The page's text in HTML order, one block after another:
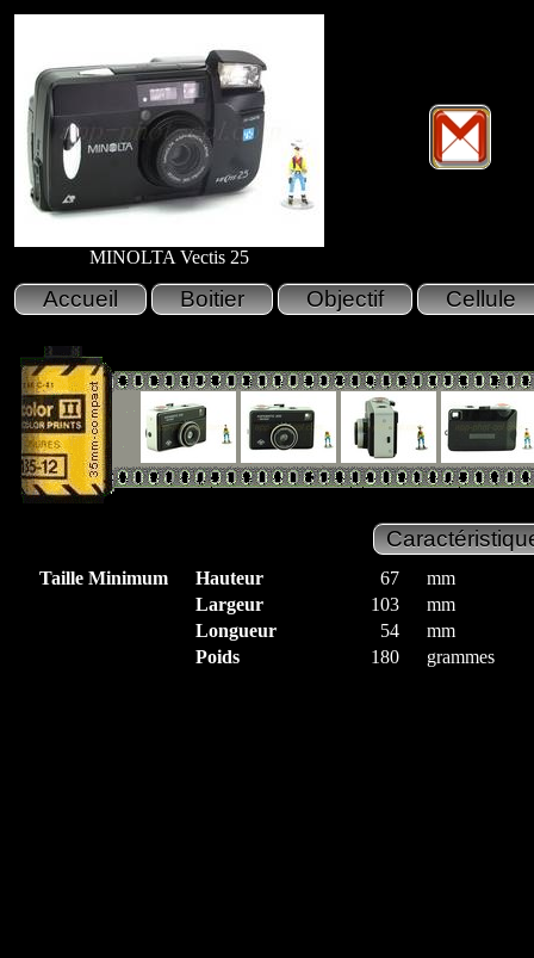
MINOLTA Vectis 25
Taille Minimum Hauteur 67
mm
Largeur
103
mm
Longueur
54
mm
Poids
180 grammes